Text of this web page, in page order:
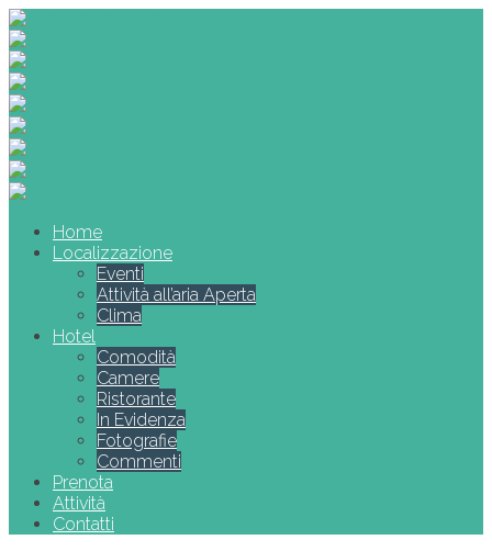
Home
Localizzazione
Eventi
Attività all’aria Aperta
Clima
Hotel
Comodità
Camere
Ristorante
In Evidenza
Fotografie
Commenti
Prenota
Attività
Contatti